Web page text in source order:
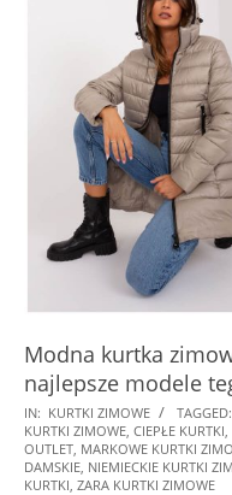
Modna kurtka
najlepsze modele
2025-
12-
05
IN: KURTKI ZIMOWE TAGGED:
KURTKI ZIMOWE, CIEPŁE KURTKI,
OUTLET, MARKOWE KURTKI
DAMSKIE, NIEMIECKIE KURTKI
KURTKI, ZARA KURTKI ZIMOWE